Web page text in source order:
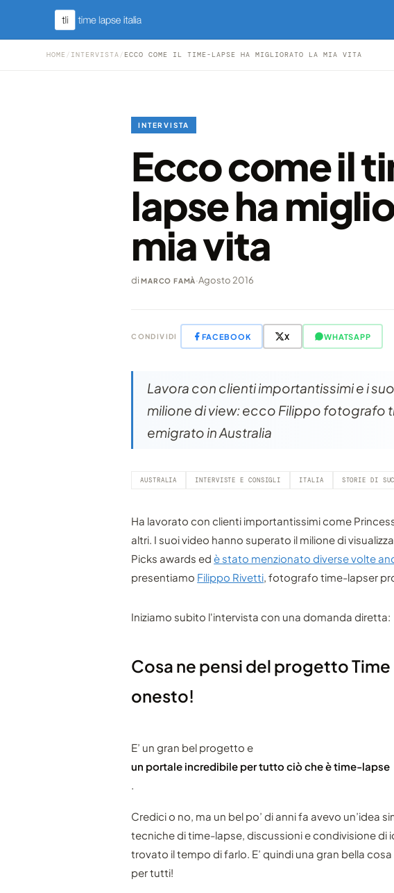
HOME / INTERVISTA / ECCO COME IL TIME-LAPSE HA MIGLIORATO LA MIA VITA
INTERVISTA
Ecco come il
lapse ha
mia vita
diMARCO FAMÀ·Agosto 2016
CONDIVIDI FACEBOOK X WHATSAPP
Lavora con clienti importantissimi e i
milione di view: ecco Filippo fotografo
emigrato in Australia
AUSTRALIA INTERVISTE E CONSIGLI ITALIA STORIE DI
Ha lavorato con clienti importantissimi come
altri. I suoi video hanno superato il milione di
Picks awards edè stato menzionato diverse volte
presentiamo Filippo Rivetti, fotografo time-lapser
Iniziamo subito l'intervista con una domanda diretta:
Cosa ne pensi del progetto
onesto!
E’ un gran bel progetto e
un portale incredibile per tutto ciò che è time-lapse
.
Credici o no, ma un bel po’ di anni fa avevo un’idea
tecniche di time-lapse, discussioni e condivisione di
trovato il tempo di farlo. E’ quindi una gran bella
per tutti!